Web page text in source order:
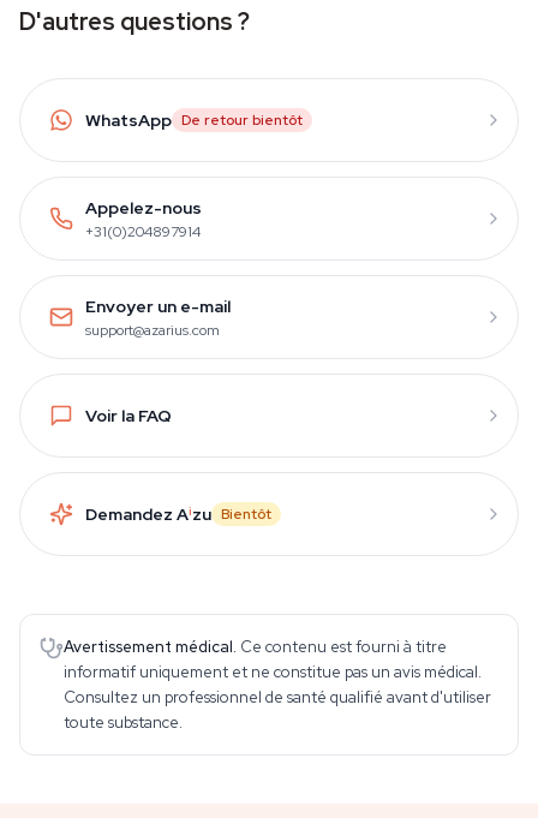
D'autres questions ?
WhatsApp De retour bientôt
Appelez-nous
+31(0)204897914
Envoyer un e-mail
support@azarius.com
Voir la FAQ
Demandez Aizu Bientôt
Avertissement médical. Ce contenu est fourni à titre
informatif uniquement et ne constitue pas un avis médical.
Consultez un professionnel de santé qualifié avant d'utiliser
toute substance.